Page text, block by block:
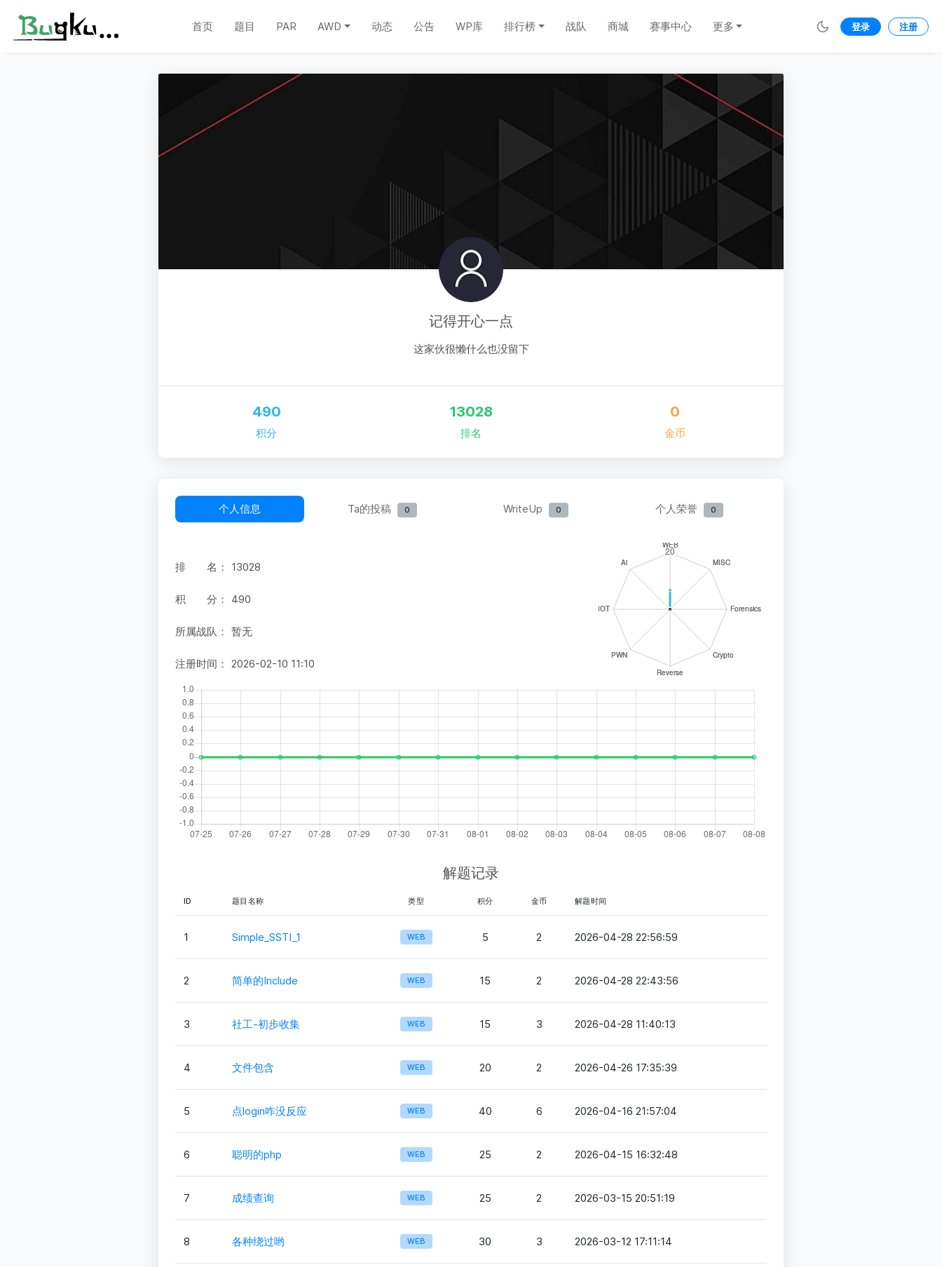
首页 题目 PAR AWD 动态 公告 WP库 排行榜 战队 商城 赛事中心 更多 登录 注册
记得开心一点
这家伙很懒什么也没留下
490
积分
13028
排名
0
金币
个人信息 Ta的投稿 0 WriteUp 0 个人荣誉 0
排 名： 13028
积 分： 490
所属战队： 暂无
注册时间： 2026-02-10 11:10
解题记录
ID 题目名称 类型 积分 金币 解题时间
1 Simple_SSTI_1 WEB 5 2 2026-04-28 22:56:59
2 简单的Include WEB 15 2 2026-04-28 22:43:56
3 社工-初步收集 WEB 15 3 2026-04-28 11:40:13
4 文件包含 WEB 20 2 2026-04-26 17:35:39
5 点login咋没反应 WEB 40 6 2026-04-16 21:57:04
6 聪明的php WEB 25 2 2026-04-15 16:32:48
7 成绩查询 WEB 25 2 2026-03-15 20:51:19
8 各种绕过哟 WEB 30 3 2026-03-12 17:11:14